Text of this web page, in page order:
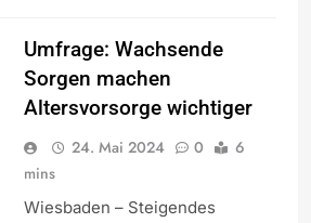
Umfrage: Wachsende
Sorgen machen
Altersvorsorge wichtiger
24. Mai 2024 0
6
mins
Wiesbaden – Steigendes